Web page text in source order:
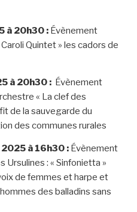
à 20h30 :Évènement
Quintet » les cadors de
à 20h30 :Évènement
« La clef des
de la sauvegarde du
des communes rurales
à 16h30 :Évènement
Ursulines : « Sinfonietta »
de femmes et harpe et
des balladins sans